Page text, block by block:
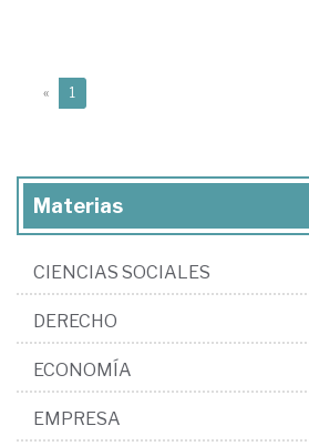
« 1
Materias
CIENCIAS SOCIALES
DERECHO
ECONOMÍA
EMPRESA